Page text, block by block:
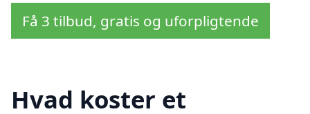
Få 3 tilbud, gratis og uforpligtende
Hvad koster et